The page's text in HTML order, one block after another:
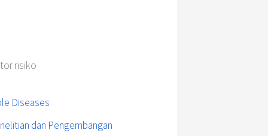
risiko
Diseases
dan Pengembangan